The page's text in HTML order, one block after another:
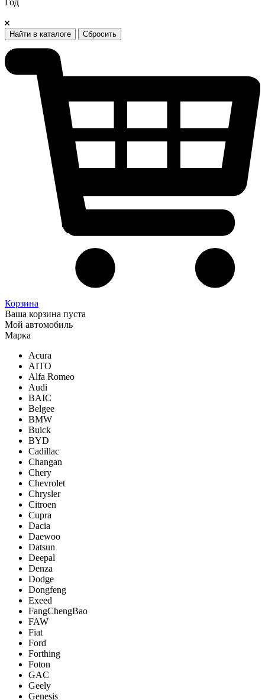
Год
Найти в каталоге Сбросить
Корзина
Ваша корзина пуста
Мой автомобиль
Марка
Acura
AITO
Alfa Romeo
Audi
BAIC
Belgee
BMW
Buick
BYD
Cadillac
Changan
Chery
Chevrolet
Chrysler
Citroen
Cupra
Dacia
Daewoo
Datsun
Deepal
Denza
Dodge
Dongfeng
Exeed
FangChengBao
FAW
Fiat
Ford
Forthing
Foton
GAC
Geely
Genesis